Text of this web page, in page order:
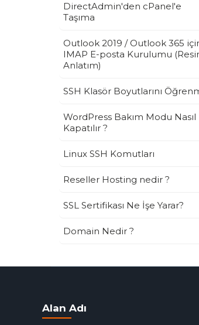
DirectAdmin'den cPanel'e
Taşıma
Outlook 2019 / Outlook 365
IMAP E-posta Kurulumu
Anlatım)
SSH Klasör Boyutlarını
WordPress Bakım Modu Nasıl
Kapatılır ?
Linux SSH Komutları
Reseller Hosting nedir ?
SSL Sertifikası Ne İşe Yarar?
Domain Nedir ?
Alan Adı